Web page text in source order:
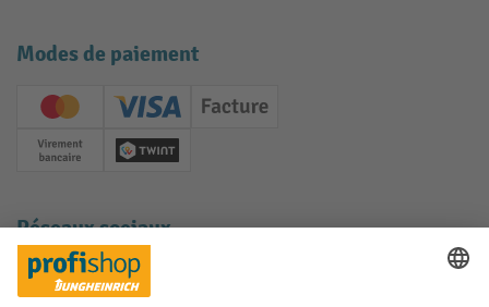
Modes de paiement
Creditcard (Master)Creditcard (Visa)
Facture
Paiement anticipé
Twint
Réseaux sociaux
Facebook
YouTube
LinkedInInstagram